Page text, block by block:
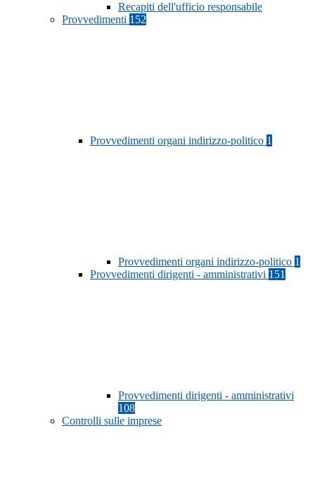
Recapiti dell'ufficio responsabile
Provvedimenti 152
Provvedimenti organi indirizzo-politico 1
Provvedimenti organi indirizzo-politico 1
Provvedimenti dirigenti - amministrativi 151
Provvedimenti dirigenti - amministrativi
108
Controlli sulle imprese